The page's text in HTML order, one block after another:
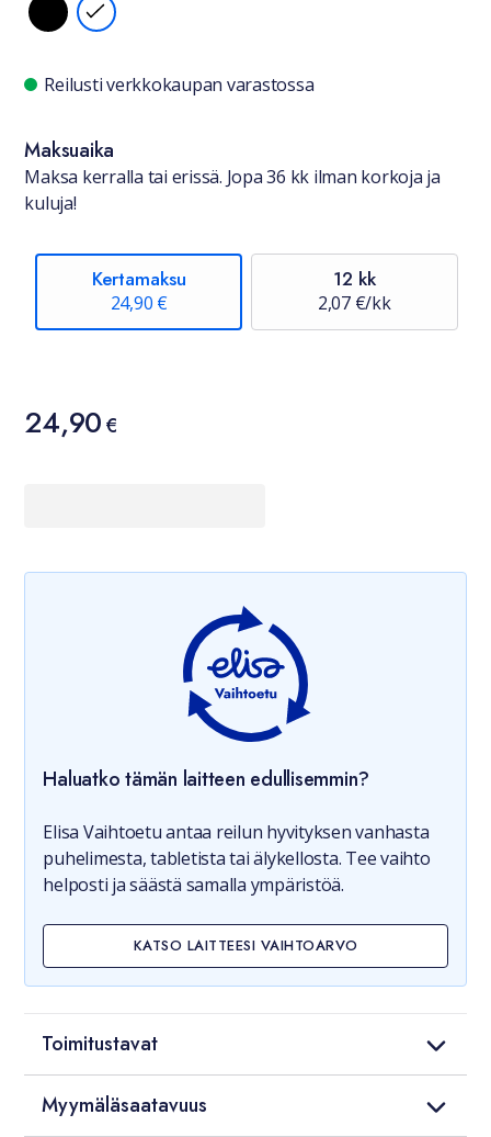
Saatavuustiedot
Reilusti verkkokaupan varastossa
Maksuaika
Maksa kerralla tai erissä. Jopa 36 kk ilman korkoja ja
kuluja!
Kertamaksu
24,90 €
12 kk
2,07 €/kk
Hinta
24,90 €
24,90€
Haluatko tämän laitteen edullisemmin?
Elisa Vaihtoetu antaa reilun hyvityksen vanhasta
puhelimesta, tabletista tai älykellosta. Tee vaihto
helposti ja säästä samalla ympäristöä.
KATSO LAITTEESI VAIHTOARVO
Toimitustavat
Myymäläsaatavuus